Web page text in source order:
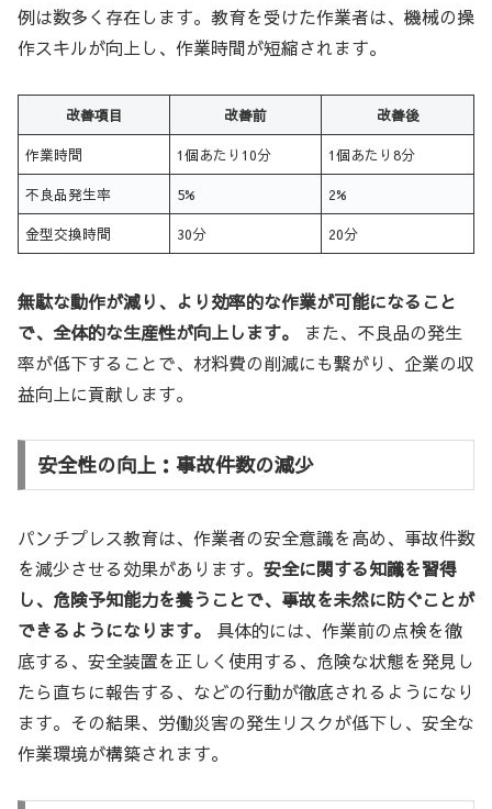
例は数多く存在します。教育を受けた作業者は、機械の操
作スキルが向上し、作業時間が短縮されます。
改善項目 改善前 改善後
作業時間 1個あたり10分 1個あたり8分
不良品発生率 5% 2%
金型交換時間 30分 20分
無駄な動作が減り、より効率的な作業が可能になること
で、全体的な生産性が向上します。
また、不良品の発生
率が低下することで、材料費の削減にも繋がり、企業の収
益向上に貢献します。
安全性の向上：事故件数の減少
パンチプレス教育は、作業者の安全意識を高め、事故件数
を減少させる効果があります。 安全に関する知識を習得
し、危険予知能力を養うことで、事故を未然に防ぐことが
できるようになります。
具体的には、作業前の点検を徹
底する、安全装置を正しく使用する、危険な状態を発見し
たら直ちに報告する、などの行動が徹底されるようになり
ます。その結果、労働災害の発生リスクが低下し、安全な
作業環境が構築されます。